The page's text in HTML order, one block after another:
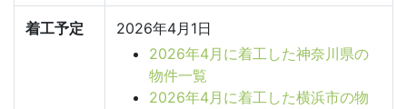
着工予定
2026年4月1日
2026年4月に着工した神奈川県の
物件一覧
2026年4月に着工した横浜市の物